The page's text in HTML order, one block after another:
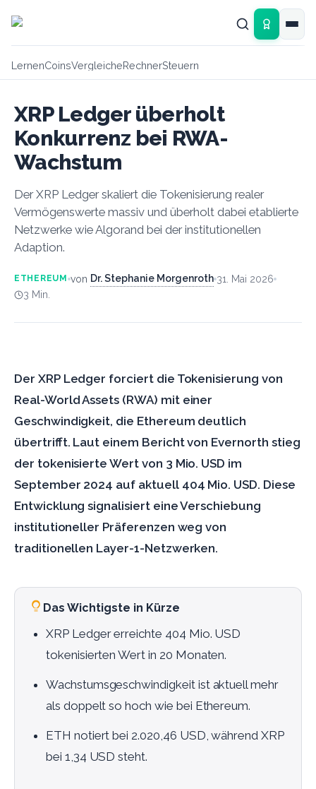
LernenCoinsVergleicheRechnerSteuern
XRP Ledger überholt
Konkurrenz bei RWA-
Wachstum
Der XRP Ledger skaliert die Tokenisierung realer
Vermögenswerte massiv und überholt dabei etablierte
Netzwerke wie Algorand bei der institutionellen
Adaption.
ETHEREUM von Dr. Stephanie Morgenroth 31. Mai 2026
3 Min.
Der XRP Ledger forciert die Tokenisierung von
Real-World Assets (RWA) mit einer
Geschwindigkeit, die Ethereum deutlich
übertrifft. Laut einem Bericht von Evernorth stieg
der tokenisierte Wert von 3 Mio. USD im
September 2024 auf aktuell 404 Mio. USD. Diese
Entwicklung signalisiert eine Verschiebung
institutioneller Präferenzen weg von
traditionellen Layer-1-Netzwerken.
Das Wichtigste in Kürze
XRP Ledger erreichte 404 Mio. USD
tokenisierten Wert in 20 Monaten.
Wachstumsgeschwindigkeit ist aktuell mehr
als doppelt so hoch wie bei Ethereum.
ETH notiert bei 2.020,46 USD, während XRP
bei 1,34 USD steht.